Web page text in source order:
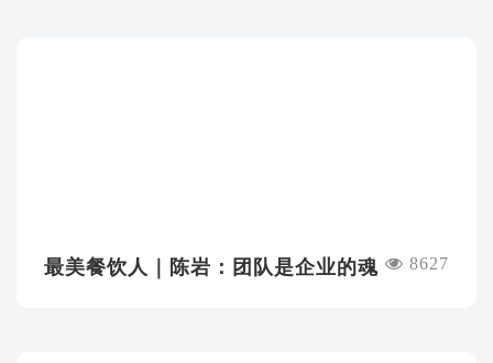
8627
最美餐饮人｜陈岩：团队是企业的魂